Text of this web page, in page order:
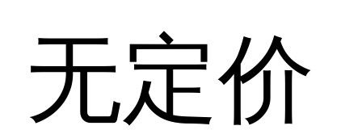
无定价